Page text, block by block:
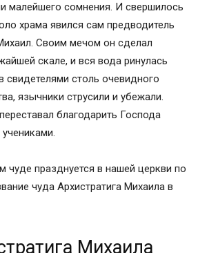
малейшего сомнения. И свершилось
храма явился сам предводитель
Своим мечом он сделал
скале, и вся вода ринулась
свидетелями столь очевидного
язычники струсили и убежали.
благодарить Господа
чуде празднуется в нашей церкви по
чуда Архистратига Михаила в
Михаила